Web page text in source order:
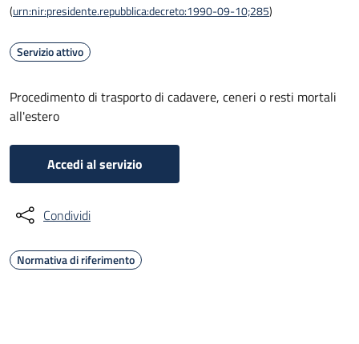
(urn:nir:presidente.repubblica:decreto:1990-09-10;285)
Servizio attivo
Procedimento di trasporto di cadavere, ceneri o resti mortali
all'estero
Accedi al servizio
Condividi
Normativa di riferimento